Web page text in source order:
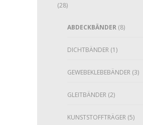
(28)
ABDECKBÄNDER (8)
DICHTBÄNDER (1)
GEWEBEKLEBEBÄNDER (3)
GLEITBÄNDER (2)
KUNSTSTOFFTRÄGER (5)